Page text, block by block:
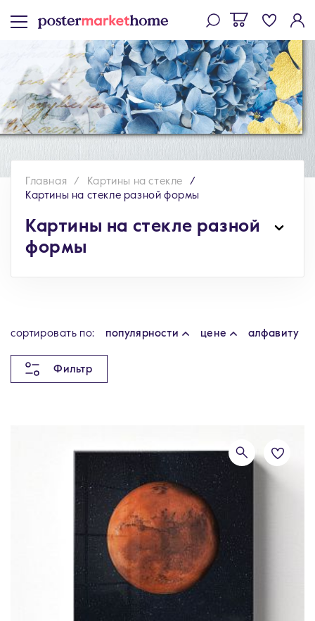
Главная
Картины на стекле
Картины на стекле разной формы
Картины на стекле разной
формы
cортировать по: популярности цене алфавиту
Фильтр